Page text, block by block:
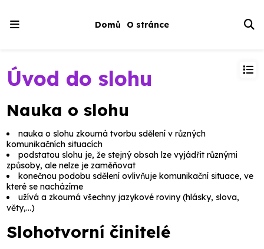
Domů O stránce
Úvod do slohu
Nauka o slohu
nauka o slohu zkoumá tvorbu sdělení v různých
komunikačních situacích
podstatou slohu je, že stejný obsah lze vyjádřit různými
způsoby, ale nelze je zaměňovat
konečnou podobu sdělení ovlivňuje komunikační situace, ve
které se nacházíme
užívá a zkoumá všechny jazykové roviny (hlásky, slova,
věty,…)
Slohotvorní činitelé